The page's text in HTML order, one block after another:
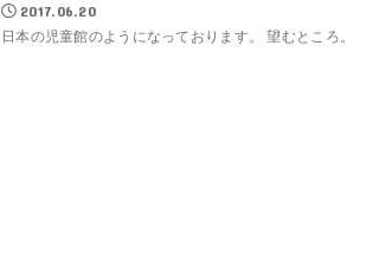
2017.06.20
日本の児童館のようになっております。 望むところ。